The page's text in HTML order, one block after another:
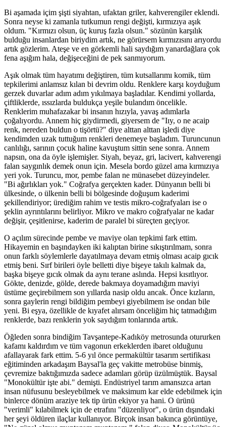
Bi aşamada içim şişti siyahtan, ufaktan griler, kahverengiler eklendi.
Sonra neyse ki zamanla tutkumun rengi değişti, kırmızıya aşık
oldum. "Kırmızı olsun, üç kuruş fazla olsun." sözünün karşılık
bulduğu insanlardan biriydim artık, ne görürsem kırmızısını arıyordu
artık gözlerim. Ateşe ve en görkemli hali saydığım yanardağlara çok
fena aşığım hala, değişeceğini de pek sanmıyorum.
Aşık olmak tüm hayatımı değiştiren, tüm kutsallarımı komik, tüm
tepkilerimi anlamsız kılan bi devrim oldu. Renklere karşı koyduğum
gerzek duvarlar adım adım yıkılmaya başladılar. Kendimi yollarda,
çiftliklerde, ıssızlarda buldukça yeşile bulandım öncelikle.
Renklerim muhafazakar bi insanın hızıyla, yavaş adımlarla
çoğalıyordu. Annem hiç giydirmedi, giyersem de "Iıy, o ne acaip
renk, nereden buldun o tişörtü?" diye alttan alttan işledi diye
kendimden uzak tuttuğum renkleri denemeye başladım. Turuncunun
canlılığı, sarının çocuk haline kavuştum sittin sene sonra. Annem
napsın, ona da öyle işlemişler. Siyah, beyaz, gri, lacivert, kahverengi
falan saygınlık demek onun için. Mesela bordo güzel ama kırmızıya
yeri yok. Turuncu, mor, pembe falan ne münasebet düzeyindeler.
"Bi ağırlıkları yok." Coğrafya gerçekten kader. Dünyanın belli bi
ülkesinde, o ülkenin belli bi bölgesinde doğuşum kaderimi
şekillendiriyor; ürediğim rahim ve testis mikro-coğrafyaları ise o
şeklin ayrıntılarını belirliyor. Mikro ve makro coğrafyalar ne kadar
değişir, çeşitlenirse, kaderim de paralel bi süreçten geçiyor.
O açılım sürecinde pembe ve maviye olan tepkimi fark ettim.
Hikayemin en başındayken iki kalıptan birine sıkıştırılmam, sonra
onun farklı söylemlerle dayatılmaya devam etmiş olması acaip gıcık
etmiş beni. Sırf birileri öyle belletti diye bişeye takılı kalmak da,
başka bişeye gıcık olmak da aynı terane aslında. Hepsi kısıtlıyor.
Gökte, denizde, gölde, derede bakmaya doyamadığım maviyi
üstüme geçirebilmem son yıllarda nasip oldu ancak. Önce kızların,
sonra gaylerin rengi bildiğim pembeyi giyebilmem ise ondan bile
yeni. Bi eşya, özellikle de kıyafet alırsam önceliğim hiç tatmadığım
renklerde, bazı renklerin yok saydığım tonlarında artık.
Öğleden sonra bindiğim Tavşantepe-Kadıköy metrosunda otururken
kafamı kaldırdım ve tüm vagonun erkeklerden ibaret olduğunu
afallayarak fark ettim. 5-6 yıl önce permakültür tasarım sertifikası
eğitiminden arkadaşım Baysal'la geç vakitte metrobüse binmiş,
çevremize baktığımızda sadece adamları görüp üzülmüştük. Baysal
"Monokültür işte abi." demişti. Endüstriyel tarım amansızca artan
insan nüfusunu besleyebilmek ve maksimum kar elde edebilmek için
binlerce dönüm araziye tek tip ürün ekiyor ya hani. O ürünü
"verimli" kılabilmek için de etrafını "düzenliyor", o ürün dışındaki
her şeyi öldüren ilaçlar kullanıyor. Birçok insan bakınca görüntüye,